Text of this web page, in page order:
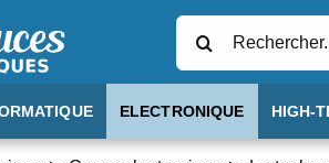
ELECTRONIQUE HIGH-